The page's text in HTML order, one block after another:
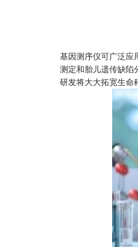
基因测序仪可广泛应
测定和胎儿遗传缺陷
研发将大大拓宽生命